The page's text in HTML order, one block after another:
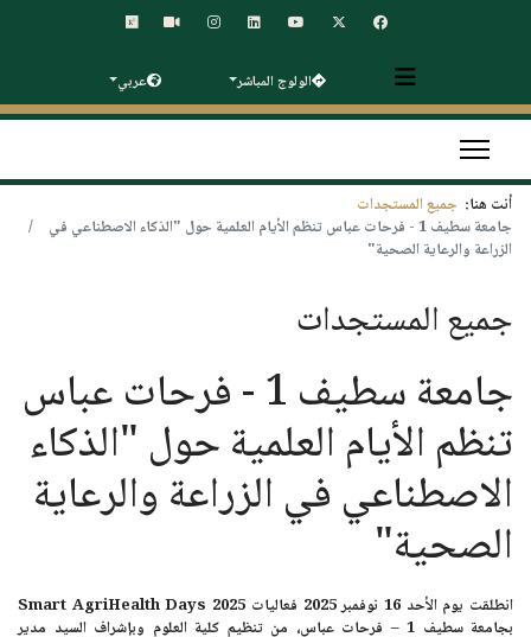
الولوج المباشر عربي
أنت هنا: جميع المستجدات
جامعة سطيف 1 - فرحات عباس تنظم الأيام العلمية حول "الذكاء الاصطناعي في
الزراعة والرعاية الصحية"
جميع المستجدات
جامعة سطيف 1 - فرحات عباس
تنظم الأيام العلمية حول "الذكاء
الاصطناعي في الزراعة والرعاية
الصحية"
انطلقت يومالأحد 16 نوفمبر 2025 فعاليات Smart AgriHealth Days 2025
بجامعة سطيف 1 – فرحات عباس، من تنظيم كلية العلوم وبإشراف السيد مدير